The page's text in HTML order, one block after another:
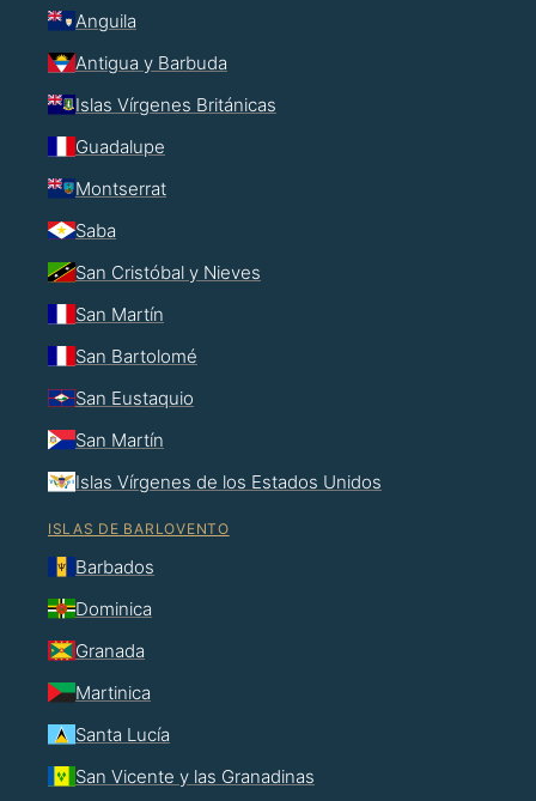
Anguila
Antigua y Barbuda
Islas Vírgenes Británicas
Guadalupe
Montserrat
Saba
San Cristóbal y Nieves
San Martín
San Bartolomé
San Eustaquio
San Martín
Islas Vírgenes de los Estados Unidos
ISLAS DE BARLOVENTO
Barbados
Dominica
Granada
Martinica
Santa Lucía
San Vicente y las Granadinas